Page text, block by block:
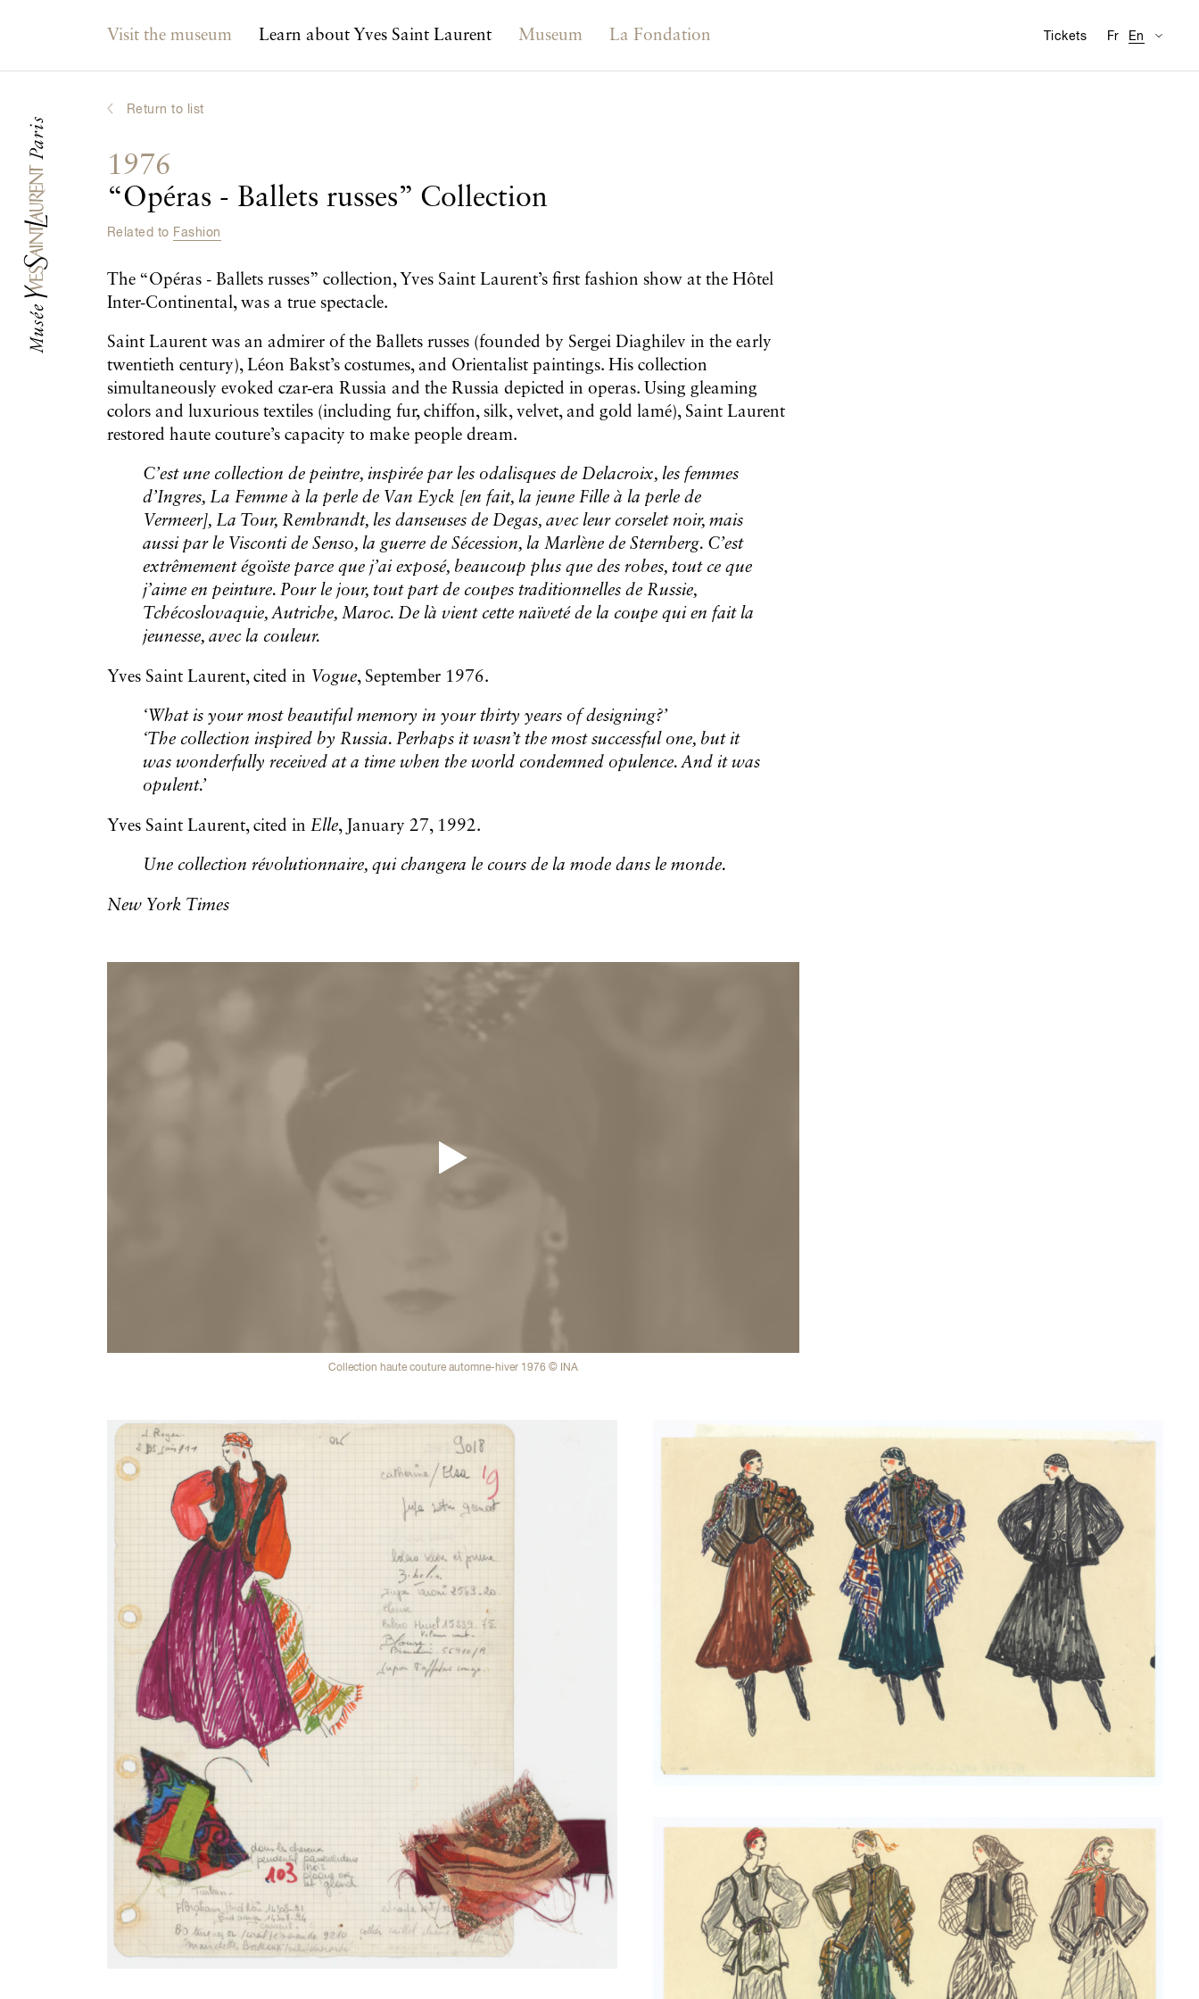
Fr En
Visit the museum Learn about Yves Saint Laurent Museum La Fondation Tickets
Return to list
1976
“Opéras - Ballets russes” Collection
Related to Fashion
The “Opéras - Ballets russes” collection, Yves Saint Laurent’s first fashion show at the Hôtel
Inter-Continental, was a true spectacle.
Saint Laurent was an admirer of the Ballets russes (founded by Sergei Diaghilev in the early
twentieth century), Léon Bakst’s costumes, and Orientalist paintings. His collection
simultaneously evoked czar-era Russia and the Russia depicted in operas. Using gleaming
colors and luxurious textiles (including fur, chiffon, silk, velvet, and gold lamé), Saint Laurent
restored haute couture’s capacity to make people dream.
C’est une collection de peintre, inspirée par les odalisques de Delacroix, les femmes
d’Ingres, La Femme à la perle de Van Eyck [en fait, la jeune Fille à la perle de
Vermeer], La Tour, Rembrandt, les danseuses de Degas, avec leur corselet noir, mais
aussi par le Visconti de Senso, la guerre de Sécession, la Marlène de Sternberg. C’est
extrêmement égoïste parce que j’ai exposé, beaucoup plus que des robes, tout ce que
j’aime en peinture. Pour le jour, tout part de coupes traditionnelles de Russie,
Tchécoslovaquie, Autriche, Maroc. De là vient cette naïveté de la coupe qui en fait la
jeunesse, avec la couleur.
Yves Saint Laurent, cited in Vogue, September 1976.
‘What is your most beautiful memory in your thirty years of designing?’
‘The collection inspired by Russia. Perhaps it wasn’t the most successful one, but it
was wonderfully received at a time when the world condemned opulence. And it was
opulent.’
Yves Saint Laurent, cited in Elle, January 27, 1992.
Une collection révolutionnaire, qui changera le cours de la mode dans le monde.
New York Times
Collection haute couture automne-hiver 1976 © INA
Galerie